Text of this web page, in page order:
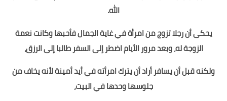
الله.
يحكى أن رجلا تزوج من امرأة في غاية الجمال فأحبها وكانت نعمة
الزوجة له، وبعد مرور الأيام اضطر إلى السفر طالبا إلى الرزق،
ولكنه قبل أن يسافر أراد أن يترك امرأته في أيد أمينة لأنه يخاف من
جلوسها وحدها في البيت،